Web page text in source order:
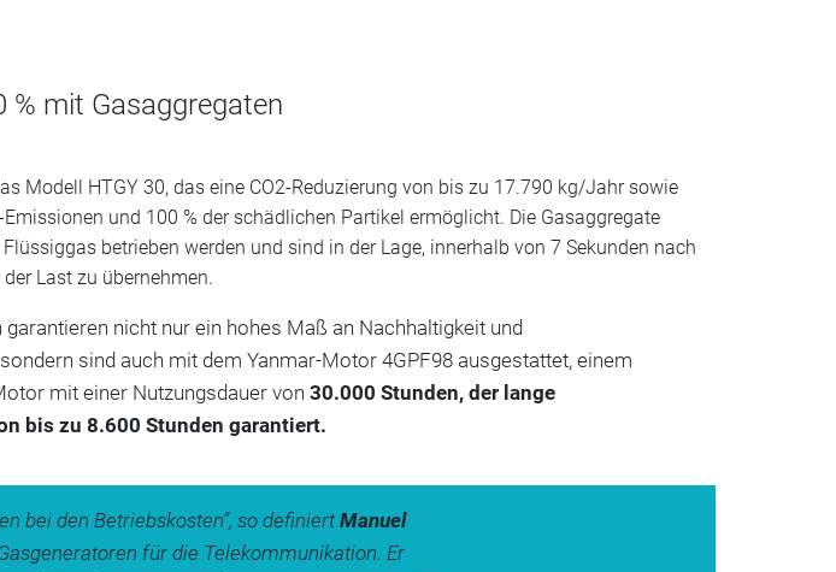
% mit Gasaggregaten
Modell HTGY 30, das eine CO2-Reduzierung von bis zu 17.790 kg/Jahr sowie
Emissionen und 100 % der schädlichen Partikel ermöglicht. Die Gasaggregate
betrieben werden und sind in der Lage, innerhalb von 7 Sekunden nach
Last zu übernehmen.
nicht nur ein hohes Maß an Nachhaltigkeit und
sind auch mit dem Yanmar-Motor 4GPF98 ausgestattet, einem
mit einer Nutzungsdauer von 30.000 Stunden, der lange
bis zu 8.600 Stunden garantiert.
bei den Betriebskosten“, so definiertManuel
für die Telekommunikation. Er